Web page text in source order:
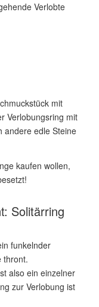
Verlobte
mit
Verlobungsring mit
andere edle Steine
kaufen wollen,
Solitärring
funkelnder
thront.
also ein einzelner
zur Verlobung ist